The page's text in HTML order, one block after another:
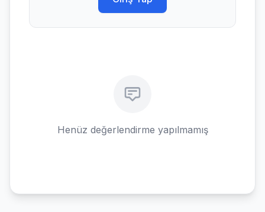
Henüz değerlendirme yapılmamış